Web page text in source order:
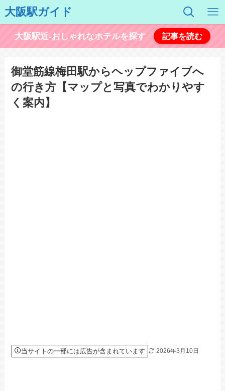
大阪駅ガイド
大阪駅近-おしゃれなホテルを探す 記事を読む
御堂筋線梅田駅からヘップファイブへ
の行き方【マップと写真でわかりやす
く案内】
当サイトの一部には広告が含まれています 2026年3月10日